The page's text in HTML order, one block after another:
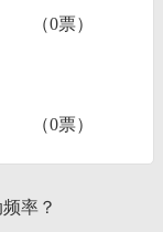
（0票）
（0票）
率？